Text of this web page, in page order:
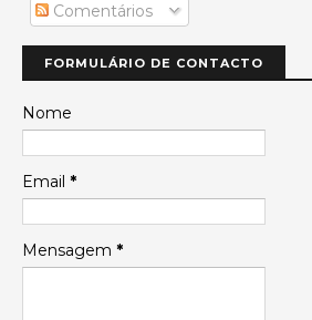
Comentários
FORMULÁRIO DE CONTACTO
Nome
Email *
Mensagem *